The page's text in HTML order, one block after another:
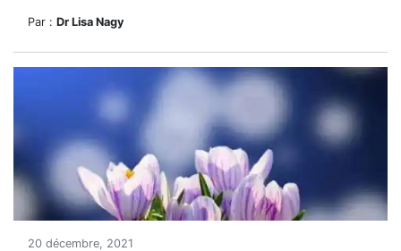
Par : Dr Lisa Nagy
20 décembre, 2021